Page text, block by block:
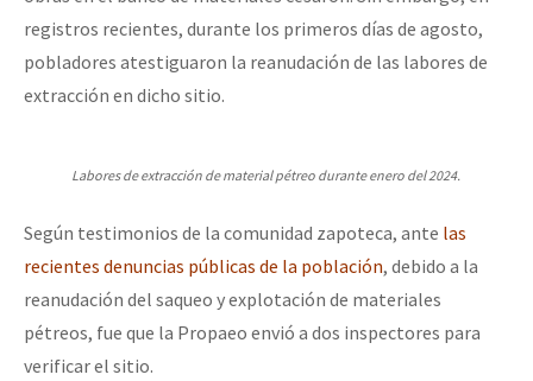
registros recientes, durante los primeros días de agosto,
pobladores atestiguaron la reanudación de las labores de
extracción en dicho sitio.
Labores de extracción de material pétreo durante enero del 2024.
Según testimonios de la comunidad zapoteca, ante las
recientes denuncias públicas de la población, debido a la
reanudación del saqueo y explotación de materiales
pétreos, fue que la Propaeo envió a dos inspectores para
verificar el sitio.